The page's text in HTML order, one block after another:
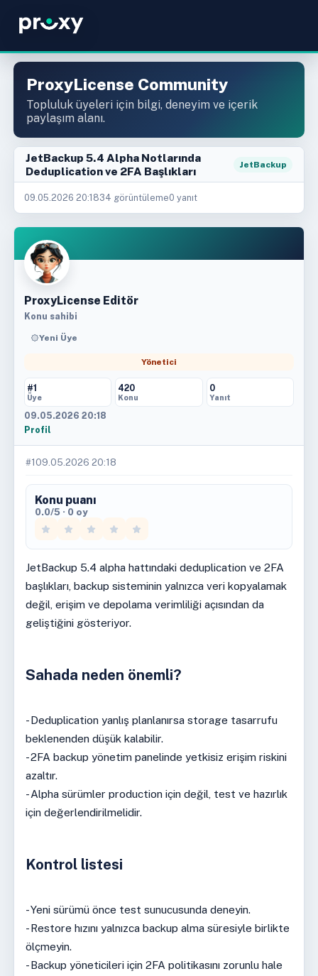
ProxyLicense Community
Topluluk üyeleri için bilgi, deneyim ve içerik
paylaşım alanı.
JetBackup 5.4 Alpha Notlarında
Deduplication ve 2FA Başlıkları
JetBackup
09.05.2026 20:1834 görüntüleme0 yanıt
ProxyLicense Editör
Konu sahibi
Yeni Üye
Yönetici
#1
Üye
420
Konu
0
Yanıt
09.05.2026 20:18
Profil
#1 09.05.2026 20:18
Konu puanı
0.0/5 · 0 oy
JetBackup 5.4 alpha hattındaki deduplication ve 2FA
başlıkları, backup sisteminin yalnızca veri kopyalamak
değil, erişim ve depolama verimliliği açısından da
geliştiğini gösteriyor.
Sahada neden önemli?
- Deduplication yanlış planlanırsa storage tasarrufu
beklenenden düşük kalabilir.
- 2FA backup yönetim panelinde yetkisiz erişim riskini
azaltır.
- Alpha sürümler production için değil, test ve hazırlık
için değerlendirilmelidir.
Kontrol listesi
- Yeni sürümü önce test sunucusunda deneyin.
- Restore hızını yalnızca backup alma süresiyle birlikte
ölçmeyin.
- Backup yöneticileri için 2FA politikasını zorunlu hale